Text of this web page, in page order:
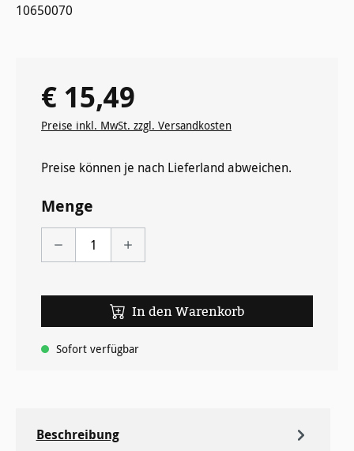
10650070
Regulärer Preis:
€ 15,49
Preise inkl. MwSt. zzgl. Versandkosten
Preise können je nach Lieferland abweichen.
Menge
In den Warenkorb
Sofort verfügbar
Beschreibung